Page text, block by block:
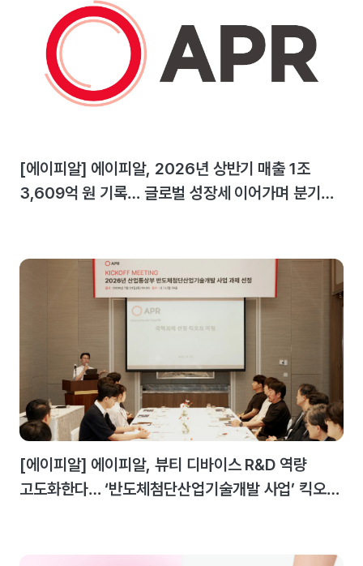
[에이피알] 에이피알, 2026년 상반기 매출 1조
3,609억 원 기록… 글로벌 성장세 이어가며 분기
[에이피알] 에이피알, 뷰티 디바이스 R&D 역량
고도화한다… ‘반도체첨단산업기술개발 사업’ 킥오프